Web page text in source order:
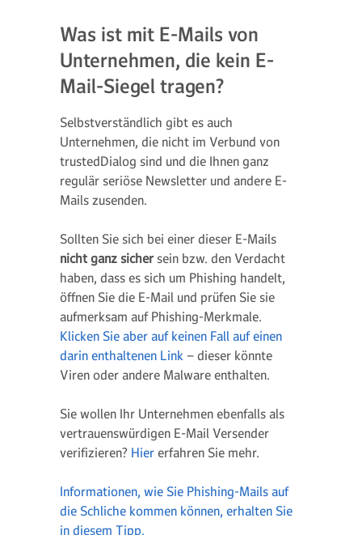
Was ist mit E-Mails von
Unternehmen, die kein E-
Mail-Siegel tragen?
Selbstverständlich gibt es auch
Unternehmen, die nicht im Verbund von
trustedDialog sind und die Ihnen ganz
regulär seriöse Newsletter und andere E-
Mails zusenden.
Sollten Sie sich bei einer dieser E-Mails
nicht ganz sicher sein bzw. den Verdacht
haben, dass es sich um Phishing handelt,
öffnen Sie die E-Mail und prüfen Sie sie
aufmerksam auf Phishing-Merkmale.
Klicken Sie aber auf keinen Fall auf einen
darin enthaltenen Link – dieser könnte
Viren oder andere Malware enthalten.
Sie wollen Ihr Unternehmen ebenfalls als
vertrauenswürdigen E-Mail Versender
verifizieren? Hier erfahren Sie mehr.
Informationen, wie Sie Phishing-Mails auf
die Schliche kommen können, erhalten Sie
in diesem Tipp.